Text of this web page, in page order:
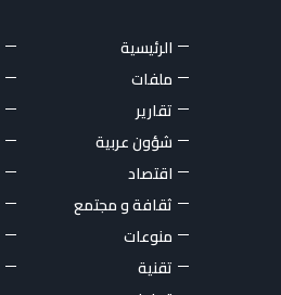
الرئيسية
ملفات
تقارير
شؤون عربية
اقتصاد
ثقافة و مجتمع
منوعات
تقنية